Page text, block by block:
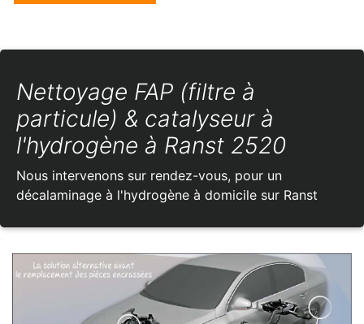
Nettoyage FAP (filtre à
particule) & catalyseur à
l'hydrogène à Ranst 2520
Nous intervenons sur rendez-vous, pour un
décalaminage à l'hydrogène à domicile sur Ranst